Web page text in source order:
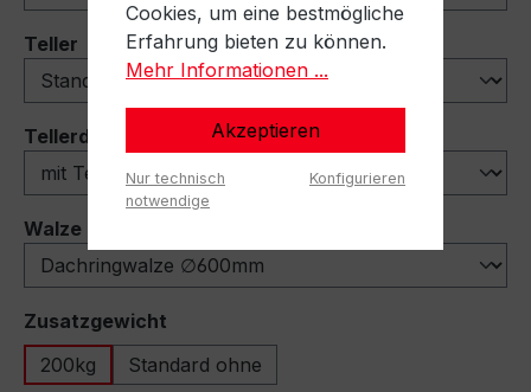
Teller auswählen
Tellerdeflektoren auswählen
Walzeauswählen
Zusatzgewicht
200kg
Standard ohne
Cookies, um eine bestmögliche
Erfahrung bieten zu können.
Mehr Informationen ...
Akzeptieren
Nur technisch
notwendige
Konfigurieren